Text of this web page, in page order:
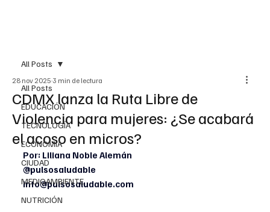
All Posts
EDUCACIÓN
TECNOLOGÍA
ECONOMÍA
CIUDAD
MEDIOAMBIENTE
NUTRICIÓN
All Posts
CDMX lanza la Ruta Libre de
Violencia para mujeres: ¿Se acabará
el acoso en micros?
28 nov 2025 3 min de lectura
Por: Liliana Noble Alemán
@pulsosaludable
info@pulsosaludable.com